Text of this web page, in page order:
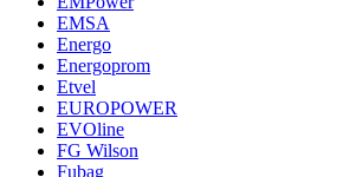
EMSA
Energo
Energoprom
Etvel
EUROPOWER
EVOline
FG Wilson
Fubag